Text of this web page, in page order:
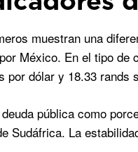
muestran una
México. En el tipo
por dólar y 18.33 rands
pública como
Sudáfrica. La